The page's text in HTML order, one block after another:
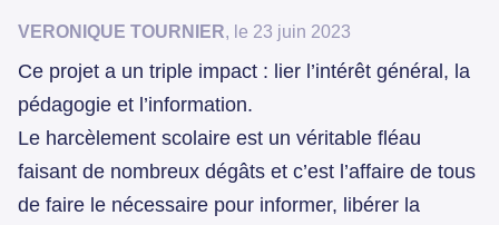
VERONIQUE TOURNIER, le 23 juin 2023
Ce projet a un triple impact : lier l’intérêt général, la
pédagogie et l’information.
Le harcèlement scolaire est un véritable fléau
faisant de nombreux dégâts et c’est l’affaire de tous
de faire le nécessaire pour informer, libérer la